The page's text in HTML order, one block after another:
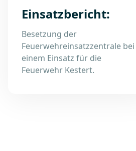
Einsatzbericht:
Besetzung der
Feuerwehreinsatzzentrale bei
einem Einsatz für die
Feuerwehr Kestert.